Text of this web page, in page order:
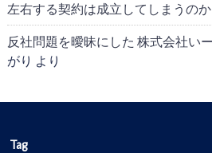
左右する契約は成立してしまうのか
反社問題を曖昧にした 株式会社い
がり より
Tag